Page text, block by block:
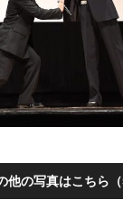
他の写真はこちら（